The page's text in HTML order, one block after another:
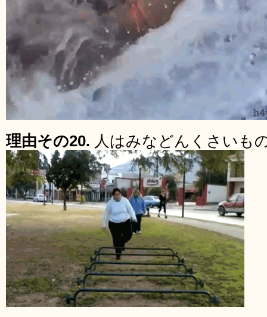
理由その20. 人はみなどんくさいも